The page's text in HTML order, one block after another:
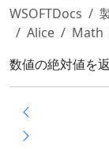
WSOFTDocs
Alice
Math
数値の絶対値を返